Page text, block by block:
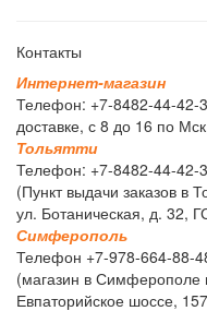
Контакты
Интернет-магазин
Телефон: +7-8482-44-42-
доставке, с 8 до 16 по
Тольятти
Телефон: +7-8482-44-42-
(Пункт выдачи заказов в
ул. Ботаническая, д. 32,
Симферополь
Телефон +7-978-664-88-
(магазин в Симферополе
Евпаторийское шоссе,